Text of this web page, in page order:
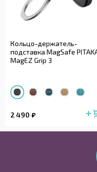
Кольцо-держатель-
подставка MagSafe
MagEZ Grip 3
2 490